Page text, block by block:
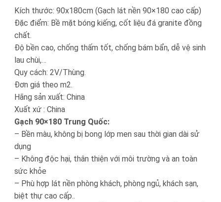
Kích thước: 90x180cm (Gạch lát nền 90×180 cao cấp)
Đặc điểm: Bề mặt bóng kiếng, cốt liệu đá granite đồng
chất.
Độ bền cao, chống thấm tốt, chống bám bẩn, dễ vệ sinh
lau chùi,…
Quy cách: 2V/Thùng.
Đơn giá theo m2.
Hãng sản xuất: China
Xuất xứ : China
Gạch 90×180 Trung Quốc:
– Bền màu, không bị bong lớp men sau thời gian dài sử
dụng
– Không độc hại, thân thiện với môi trường và an toàn
sức khỏe
– Phù hợp lát nền phòng khách, phòng ngủ, khách sạn,
biệt thự cao cấp..